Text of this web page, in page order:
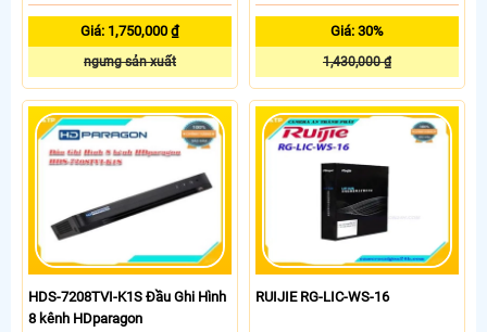
Giá: 1,750,000 ₫
ngưng sản xuất
Giá: 30%
1,430,000 ₫
HDS-7208TVI-K1S Đầu Ghi Hình
8 kênh HDparagon
RUIJIE RG-LIC-WS-16